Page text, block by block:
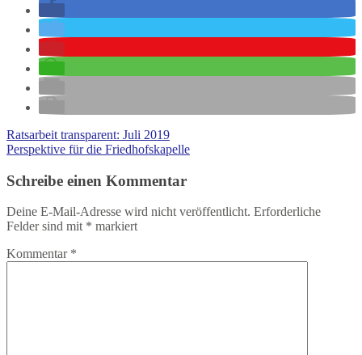
Ratsarbeit transparent: Juli 2019
Perspektive für die Friedhofskapelle
Schreibe einen Kommentar
Deine E-Mail-Adresse wird nicht veröffentlicht. Erforderliche
Felder sind mit * markiert
Kommentar *